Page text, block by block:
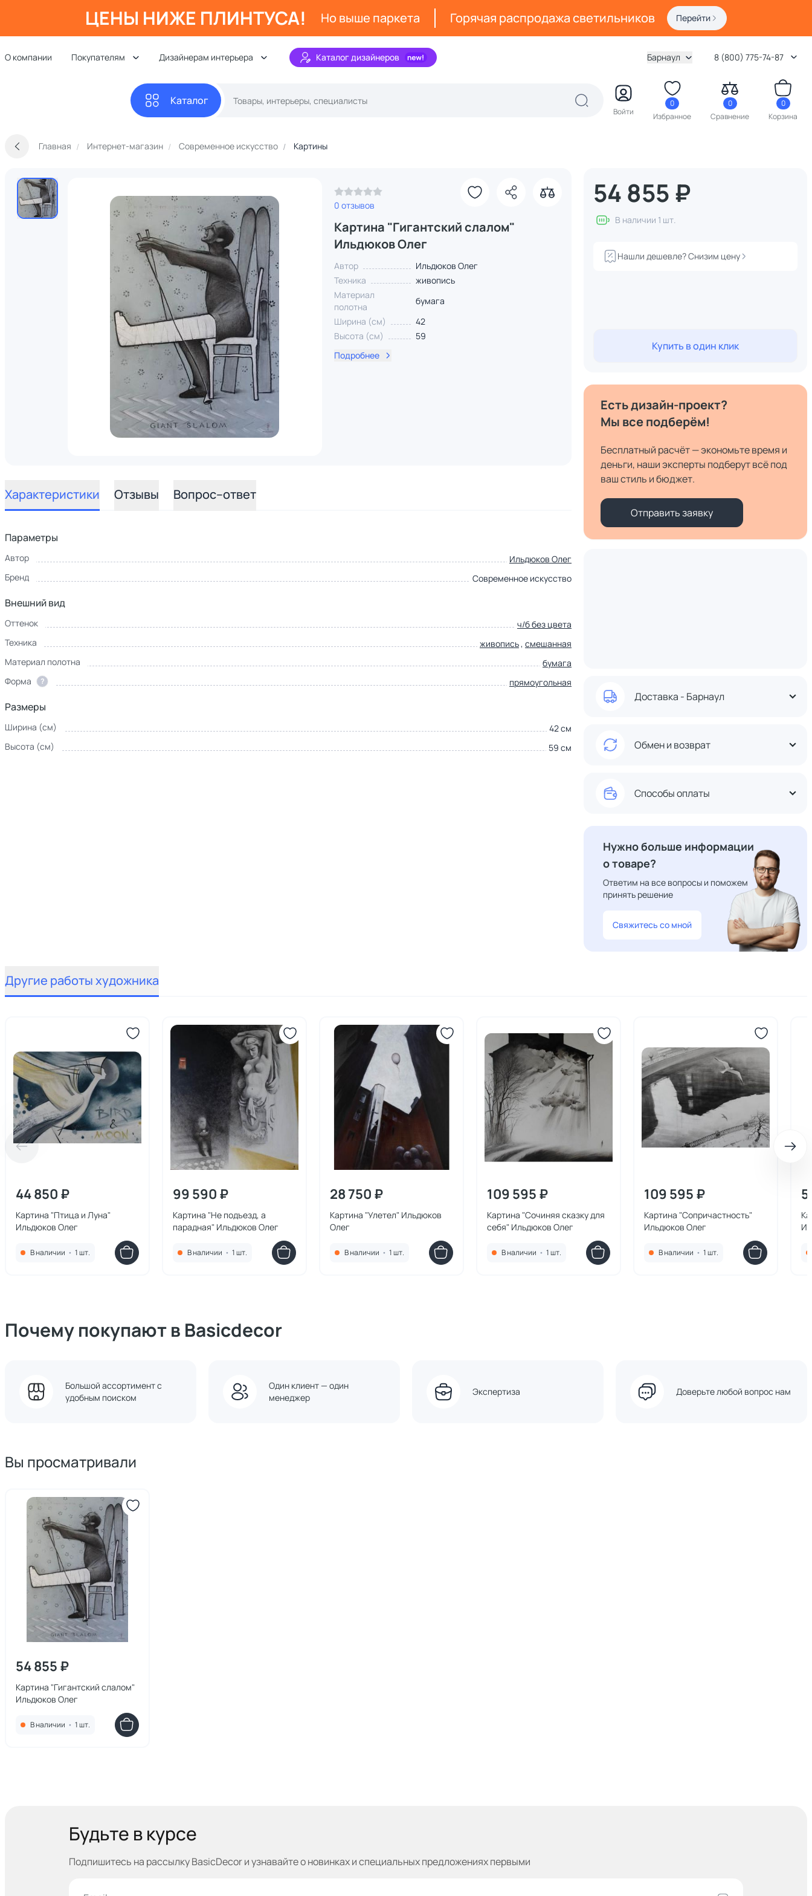
ЦЕНЫ НИЖЕ ПЛИНТУСА! Но выше паркета Горячая распродажа светильников Перейти
О компании Покупателям Дизайнерам интерьера Каталог дизайнеров Барнаул 8 (800) 775-74-87
Каталог
Войти
0
Избранное
0
Сравнение
0
Корзина
Главная Интернет-магазин Современное искусство Картины
0 отзывов
Картина "Гигантский слалом"
Ильдюков Олег
Автор
Ильдюков Олег
Техника
живопись
Материал
полотна
бумага
Ширина (см)
42
Высота (см)
59
Подробнее
Характеристики Отзывы Вопрос–ответ
Параметры
Автор
Ильдюков Олег
Бренд
Современное искусство
Внешний вид
Оттенок
ч/б без цвета
Техника
живопись, смешанная
Материал полотна
бумага
Форма
? прямоугольная
Размеры
Ширина (см)
42 см
Высота (см)
59 см
54 855 ₽
В наличии 1 шт.
Нашли дешевле? Снизим цену
Купить в один клик
Есть дизайн-проект?
Мы все подберём!
Бесплатный расчёт — экономьте время и
деньги, наши эксперты подберут всё под
ваш стиль и бюджет.
Отправить заявку
Доставка - Барнаул
Обмен и возврат
Способы оплаты
Нужно больше информации
о товаре?
Ответим на все вопросы и поможем
принять решение
Свяжитесь со мной
Другие работы художника
44 850 ₽
Картина "Птица и Луна"
Ильдюков Олег
В наличии • 1 шт.
99 590 ₽
Картина "Не подъезд, а
парадная" Ильдюков Олег
В наличии • 1 шт.
28 750 ₽
Картина "Улетел" Ильдюков
Олег
В наличии • 1 шт.
109 595 ₽
Картина "Сочиняя сказку для
себя" Ильдюков Олег
В наличии • 1 шт.
109 595 ₽
Картина "Сопричастность"
Ильдюков Олег
В наличии • 1 шт.
Почему покупают в Basicdecor
Большой ассортимент с
удобным поиском
Один клиент — один
менеджер
Экспертиза Доверьте любой вопрос нам
Вы просматривали
54 855 ₽
Картина "Гигантский слалом"
Ильдюков Олег
В наличии • 1 шт.
Будьте в курсе
Подпишитесь на рассылку BasicDecor и узнавайтео новинках и специальных предложениях первыми